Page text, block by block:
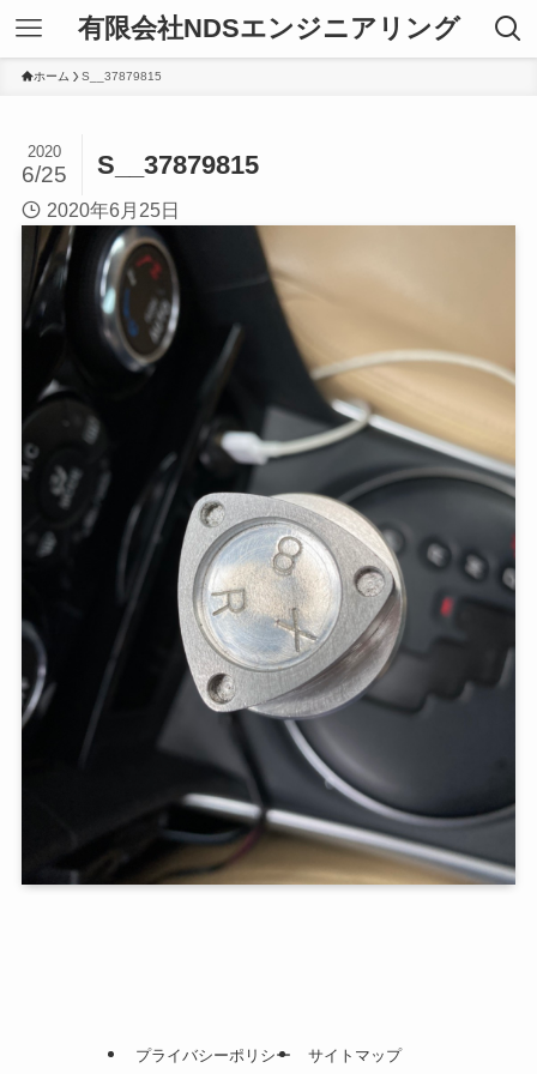
有限会社NDSエンジニアリング
ホーム S__37879815
S__37879815
2020
6/25
2020年6月25日
プライバシーポリシー サイトマップ